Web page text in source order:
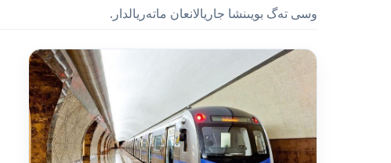
وسى تەگ بويىنشا جاريالانعان ماتەريالدار.